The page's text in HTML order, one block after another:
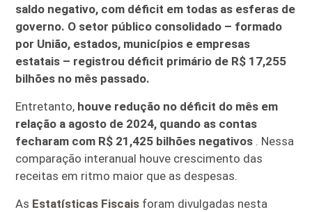
saldo negativo, com déficit em todas as esferas de
governo. O setor público consolidado – formado
por União, estados, municípios e empresas
estatais – registrou déficit primário de R$ 17,255
bilhões no mês passado.
Entretanto, houve redução no déficit do mês em
relação a agosto de 2024, quando as contas
fecharam com R$ 21,425 bilhões negativos . Nessa
comparação interanual houve crescimento das
receitas em ritmo maior que as despesas.
As Estatísticas Fiscais foram divulgadas nesta